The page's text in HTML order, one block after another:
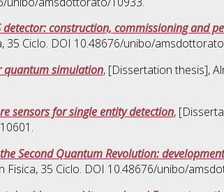
detector: construction, commissioning and
, 35 Ciclo. DOI 10.48676/unibo/
quantum simulation, [Dissertation thesis],
sensors for single entity detection,
Second Quantum Revolution:
Fisica, 35 Ciclo. DOI 10.48676/unibo/